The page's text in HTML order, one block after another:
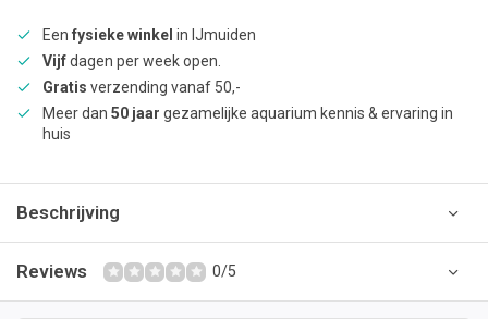
Een fysieke winkel in IJmuiden
Vijfdagen per week open.
Gratis verzending vanaf 50,-
Meer dan 50 jaar gezamelijke aquarium kennis & ervaring in
huis
Beschrijving
Reviews 0/5